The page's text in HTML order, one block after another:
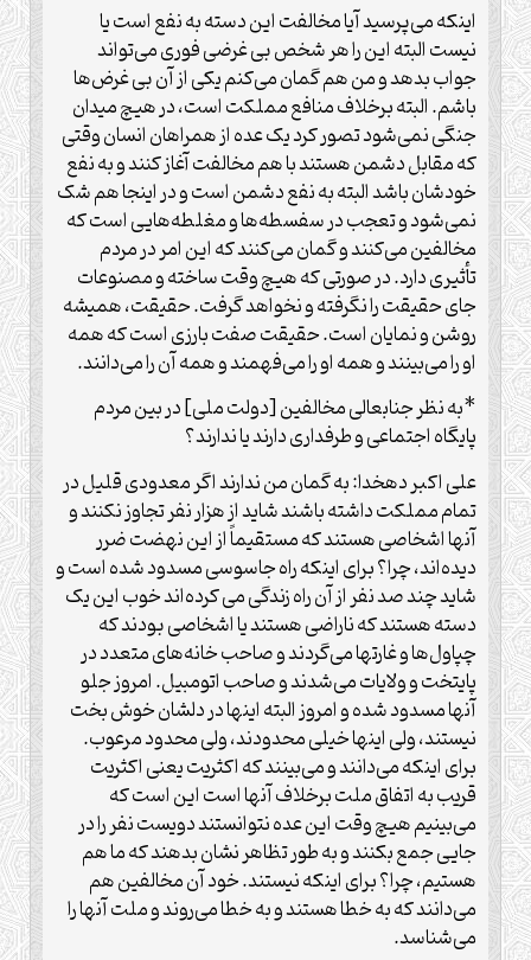
اینکه می‌پرسید آیا مخالفت این دسته به نفع است یا
نیست البته این را هر شخص بی غرضی فوری می‌تواند
جواب بدهد و من هم گمان می‌کنم یکی از آن بی غرض‌ها
باشم. البته برخلاف منافع مملکت است، در هیچ میدان
جنگی نمی‌شود تصور کرد یک عده از همراهان انسان وقتی
که مقابل دشمن هستند با هم مخالفت آغاز کنند و به نفع
خودشان باشد البته به نفع دشمن است و در اینجا هم شک
نمی‌شود و تعجب در سفسطه‌ها و مغلطه‌هایی است که
مخالفین می‌کنند و گمان می‌کنند که این امر در مردم
تأثیری دارد. در صورتی که هیچ وقت ساخته و مصنوعات
جای حقیقت را نگرفته و نخواهد گرفت. حقیقت، همیشه
روشن و نمایان است. حقیقت صفت بارزی است که همه
او را می‌بینند و همه او را می‌فهمند و همه آن را می‌دانند.
*به نظر جنابعالی مخالفین [دولت ملی] در بین مردم
پایگاه اجتماعی و طرفداری دارند یا ندارند؟
علی اکبر دهخدا: به گمان من ندارند اگر معدودی قلیل در
تمام مملکت داشته باشند شاید از هزار نفر تجاوز نکنند و
آنها اشخاصی هستند که مستقیماً از این نهضت ضرر
دیده‌اند، چرا؟ برای اینکه راه جاسوسی مسدود شده است و
شاید چند صد نفر از آن راه زندگی می کرده‌اند خوب این یک
دسته هستند که ناراضی هستند یا اشخاصی بودند که
چپاول‌ها و غارتها می‌گردند و صاحب خانه‌های متعدد در
پایتخت و ولایات می‌شدند و صاحب اتومبیل. امروز جلو
آنها مسدود شده و امروز البته اینها در دلشان خوش بخت
نیستند، ولی اینها خیلی محدودند، ولی محدود مرعوب.
برای اینکه می‌دانند و می‌بینند که اکثریت یعنی اکثریت
قریب به اتفاق ملت برخلاف آنها است این است که
می‌بینیم هیچ وقت این عده نتوانستند دویست نفر را در
جایی جمع بکنند و به طور تظاهر نشان بدهند که ما هم
هستیم، چرا؟ برای اینکه نیستند. خود آن مخالفین هم
می‌دانند که به خطا هستند و به خطا می‌روند و ملت آنها را
می‌شناسد.